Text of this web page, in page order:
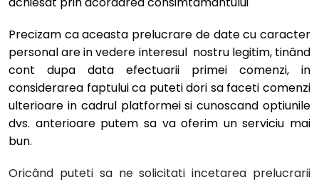
Precizam ca aceasta prelucrare de date cu caracter
personal are in vedere interesul nostru legitim, tinând
cont dupa data efectuarii primei comenzi, in
considerarea faptului ca puteti dori sa faceti comenzi
ulterioare in cadrul platformei si cunoscand optiunile
dvs. anterioare putem sa va oferim un serviciu mai
bun.
Oricând puteti sa ne solicitati incetarea prelucrarii